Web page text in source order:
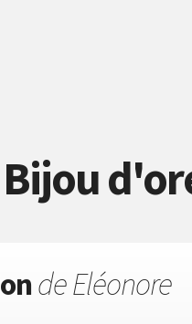
Bijou
de Eléonore